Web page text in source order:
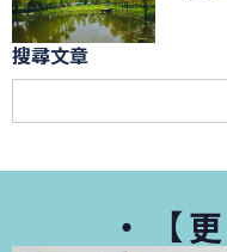
搜尋文章
・【